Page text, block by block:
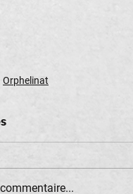
Orphelinat